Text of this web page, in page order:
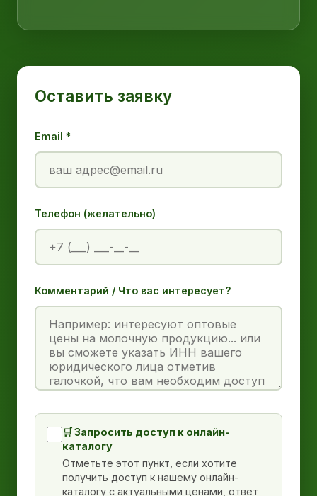
Оставить заявку
Email *
Телефон (желательно)
Комментарий / Что вас интересует?
🛒 Запросить доступ к онлайн-
каталогу
Отметьте этот пункт, если хотите
получить доступ к нашему онлайн-
каталогу с актуальными ценами, ответ